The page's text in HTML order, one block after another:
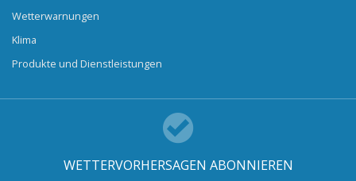
Wetterwarnungen
Klima
Produkte und Dienstleistungen
WETTERVORHERSAGEN ABONNIEREN